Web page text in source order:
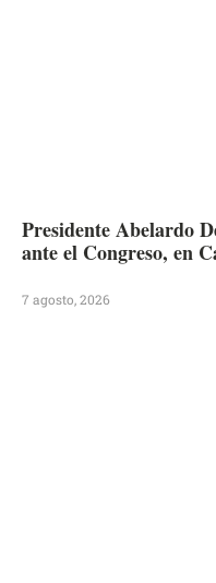
Presidente Abelardo
ante el Congreso, en
7 agosto, 2026